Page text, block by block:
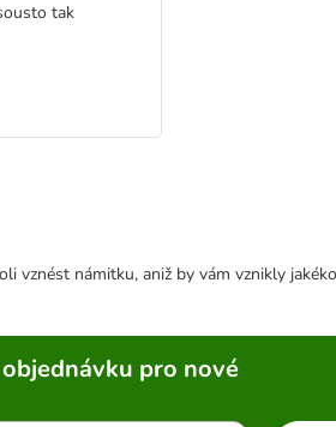
tak
námitku, aniž by vám vznikly
pro nové